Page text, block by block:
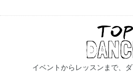
イベントからレッスンまで、